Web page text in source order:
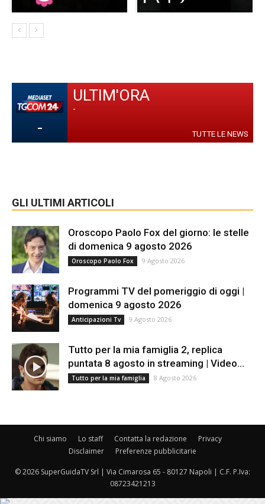
-
ULTIM'ORA
-
TUTTE LE NEWS
GLI ULTIMI ARTICOLI
Oroscopo Paolo Fox del giorno: le stelle
di domenica 9 agosto 2026
Oroscopo Paolo Fox 9 Agosto 2026
Programmi TV del pomeriggio di oggi |
domenica 9 agosto 2026
Anticipazioni Tv 9 Agosto 2026
Tutto per la mia famiglia 2, replica
puntata 8 agosto in streaming | Video...
Tutto per la mia famiglia 8 Agosto 2026
Chi siamo Lo staff Contatta la redazione
Privacy
Disclaimer
Preferenze pubblicitarie
© 2026 SuperGuidaTV Srl | Via Cimarosa 65 - 80127 Napoli | C.F. P.Iva:
08723421213